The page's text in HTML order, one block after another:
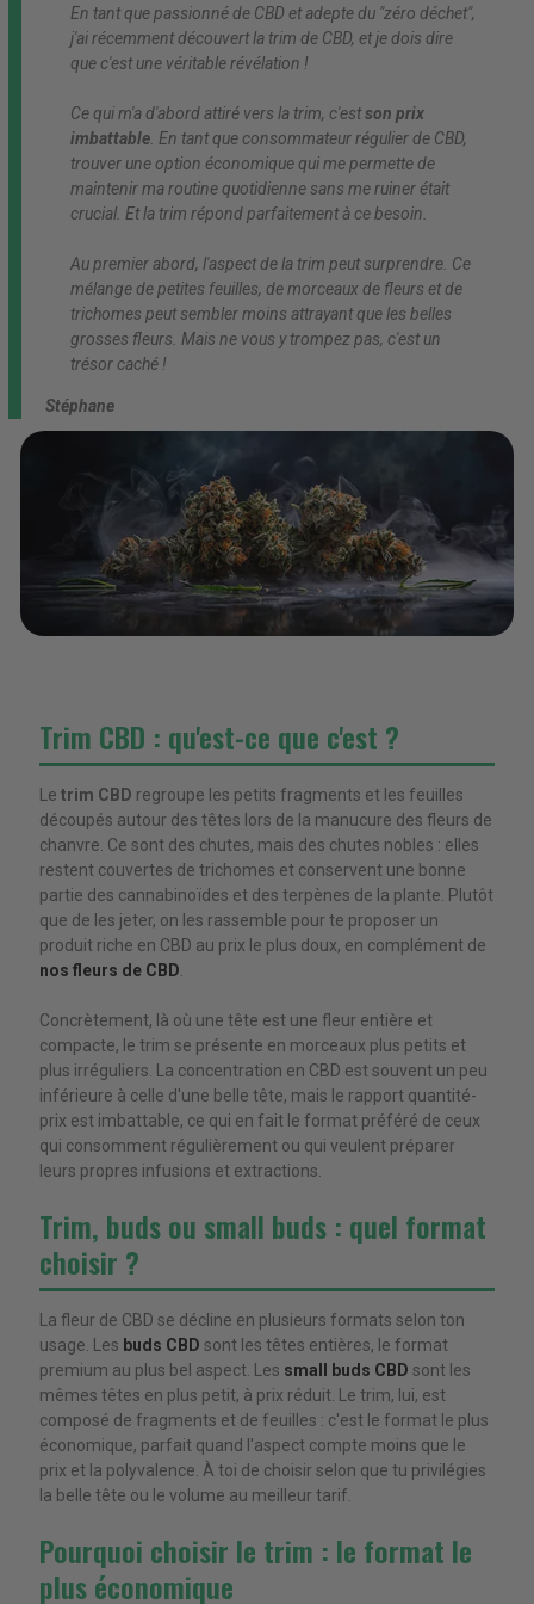
En tant que passionné de CBD et adepte du "zéro déchet",
j'ai récemment découvert la trim de CBD, et je dois dire
que c'est une véritable révélation !
Ce qui m'a d'abord attiré vers la trim, c'estson prix
imbattable. En tant que consommateur régulier de CBD,
trouver une option économique qui me permette de
maintenir ma routine quotidienne sans me ruiner était
crucial. Et la trim répond parfaitement à ce besoin.
Au premier abord, l'aspect de la trim peut surprendre. Ce
mélange de petites feuilles, de morceaux de fleurs et de
trichomes peut sembler moins attrayant que les belles
grosses fleurs. Mais ne vous y trompez pas, c'est un
trésor caché !
Stéphane
Trim CBD : qu'est-ce que c'est ?
Le trim CBD regroupe les petits fragments et les feuilles
découpés autour des têtes lors de la manucure des fleurs de
chanvre. Ce sont des chutes, mais des chutes nobles : elles
restent couvertes de trichomes et conservent une bonne
partie des cannabinoïdes et des terpènes de la plante. Plutôt
que de les jeter, on les rassemble pour te proposer un
produit riche en CBD au prix le plus doux, en complément de
nos fleurs de CBD
Concrètement, là où une tête est une fleur entière et
compacte, le trim se présente en morceaux plus petits et
plus irréguliers. La concentration en CBD est souvent un peu
inférieure à celle d'une belle tête, mais le rapport quantité-
prix est imbattable, ce qui en fait le format préféré de ceux
qui consomment régulièrement ou qui veulent préparer
leurs propres infusions et extractions.
Trim, buds ou small buds : quel format
choisir ?
La fleur de CBD se décline en plusieurs formats selon ton
usage. Les buds CBD sont les têtes entières, le format
premium au plus bel aspect. Les small buds CBD sont les
mêmes têtes en plus petit, à prix réduit. Le trim, lui, est
composé de fragments et de feuilles : c'est le format le plus
économique, parfait quand l'aspect compte moins que le
prix et la polyvalence. À toi de choisir selon que tu privilégies
la belle tête ou le volume au meilleur tarif.
Pourquoi choisir le trim : le format le
plus économique